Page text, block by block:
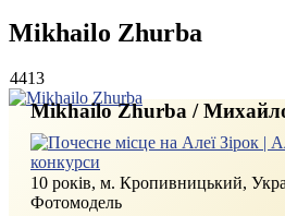
Mikhailo Zhurba
4413
Mikhailo Zhurba /
10 років, м. Кропивницький,
Фотомодель